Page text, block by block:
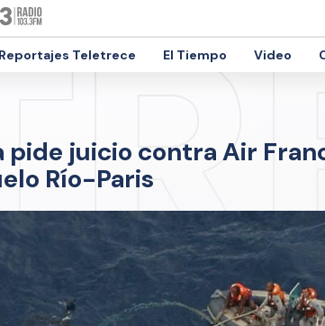
Reportajes Teletrece El Tiempo Video
pide juicio contra Air
Río-Paris